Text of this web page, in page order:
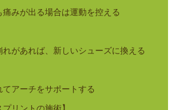
みが出る場合は運動を控える
があれば、新しいシューズに換える
アーチをサポートする